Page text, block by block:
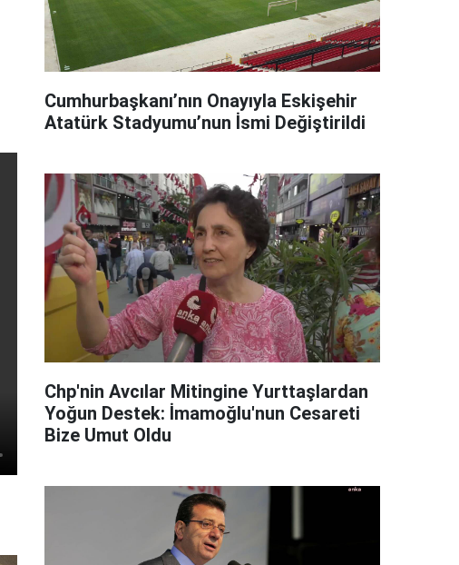
Cumhurbaşkanı’nın Onayıyla Eskişehir
Atatürk Stadyumu’nun İsmi Değiştirildi
Chp'nin Avcılar Mitingine Yurttaşlardan
Yoğun Destek: İmamoğlu'nun Cesareti
Bize Umut Oldu